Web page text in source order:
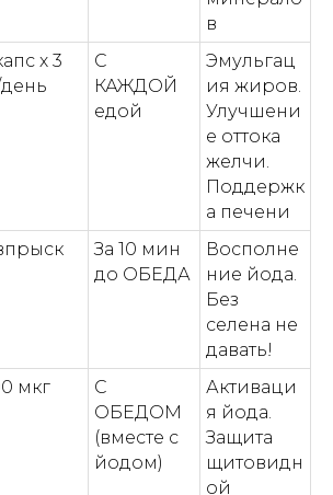
в
х 3
С
КАЖДОЙ
едой
Эмульгац
ия жиров.
Улучшени
е оттока
желчи.
Поддержк
а печени
За 10 мин
до ОБЕДА
Восполне
ние йода.
Без
селена не
давать!
мкг
С
ОБЕДОМ
(вместе с
йодом)
Активаци
я йода.
Защита
щитовидн
ой